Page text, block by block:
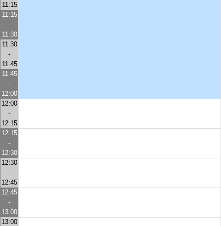
11:15
11:15
-
11:30
11:30
-
11:45
11:45
-
12:00
12:00
-
12:15
12:15
-
12:30
12:30
-
12:45
12:45
-
13:00
13:00